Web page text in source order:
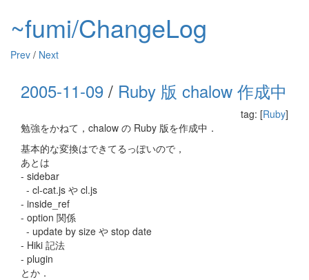
~fumi/ChangeLog
Prev / Next
2005-11-09 / Ruby 版 chalow 作成中
tag: [Ruby]
勉強をかねて，chalow の Ruby 版を作成中．
基本的な変換はできてるっぽいので，
あとは
- sidebar
- cl-cat.js や cl.js
- inside_ref
- option 関係
- update by size や stop date
- Hiki 記法
- plugin
とか．